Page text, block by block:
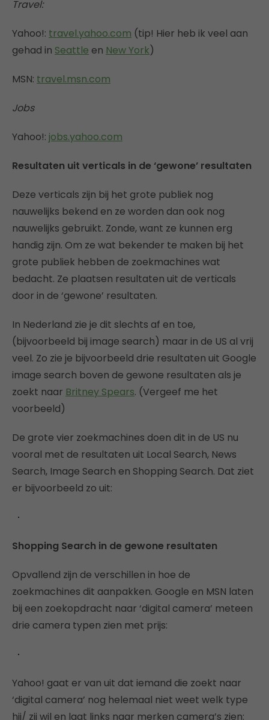
Travel:
Yahoo!: travel.yahoo.com (tip! Hier heb ik veel aan
gehad in Seattle en New York)
MSN: travel.msn.com
Jobs
Yahoo!: jobs.yahoo.com
Resultaten uit verticals in de ‘gewone’ resultaten
Deze verticals zijn bij het grote publiek nog
nauwelijks bekend en ze worden dan ook nog
nauwelijks gebruikt. Zonde, want ze kunnen erg
handig zijn. Om ze wat bekender te maken bij het
grote publiek hebben de zoekmachines wat
bedacht. Ze plaatsen resultaten uit de verticals
door in de ‘gewone’ resultaten.
In Nederland zie je dit slechts af en toe,
(bijvoorbeeld bij image search) maar in de US al vrij
veel. Zo zie je bijvoorbeeld drie resultaten uit Google
image search boven de gewone resultaten als je
zoekt naar Britney Spears. (Vergeef me het
voorbeeld)
De grote vier zoekmachines doen dit in de US nu
vooral met de resultaten uit Local Search, News
Search, Image Search en Shopping Search. Dat ziet
er bijvoorbeeld zo uit:
Shopping Search in de gewone resultaten
Opvallend zijn de verschillen in hoe de
zoekmachines dit aanpakken. Google en MSN laten
bij een zoekopdracht naar ‘digital camera’ meteen
drie camera typen zien met prijs:
Yahoo! gaat er van uit dat iemand die zoekt naar
‘digital camera’ nog helemaal niet weet welk type
hij/ zij wil en laat links naar merken camera’s zien: